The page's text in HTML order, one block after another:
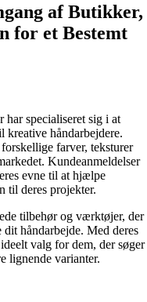
af Butikker,
for et Bestemt
har specialiseret sig i at
kreative håndarbejdere.
farver, teksturer
Kundeanmeldelser
evne til at hjælpe
til deres projekter.
tilbehør og værktøjer, der
håndarbejde. Med deres
valg for dem, der søger
lignende varianter.